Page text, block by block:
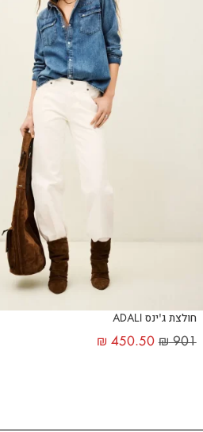
חולצת ג'ינס ADALI
₪901
₪ 450.50